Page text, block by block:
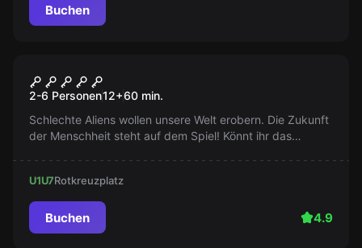
Buchen
Alien Invasion - Die Mission
2-6 Personen12+60 min.
Schlechte Aliens wollen unsere Welt erobern. Die Zukunft
der Menschheit steht auf dem Spiel! Könnt ihr das
U1U7Rotkreuzplatz
Buchen 4.9